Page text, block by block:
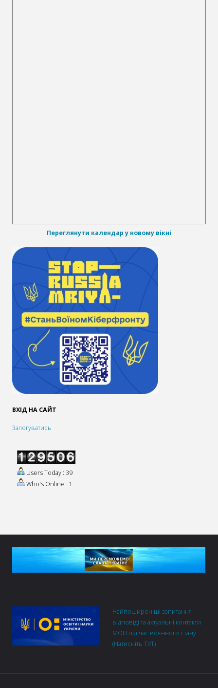
Переглянути календар у новому вікні
ВХІД НА САЙТ
Залогуватись
Users Today : 39
Who's Online : 1
Найпоширеніші запитання-
відповіді та актуальні контакти
МОН під час воєнного стану
(Натисніть ТУТ)